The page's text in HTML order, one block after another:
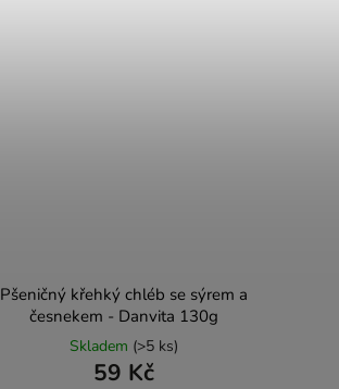
Pšeničný křehký chléb se sýrem a
česnekem - Danvita 130g
Skladem (>5 ks)
59 Kč